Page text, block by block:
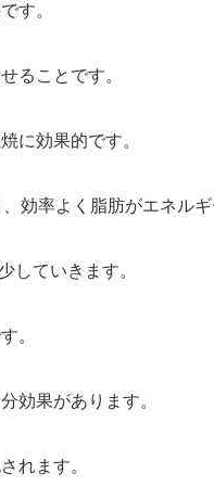
す。
ることです。
に効果的です。
効率よく脂肪がエネルギ
していきます。
。
効果があります。
れます。